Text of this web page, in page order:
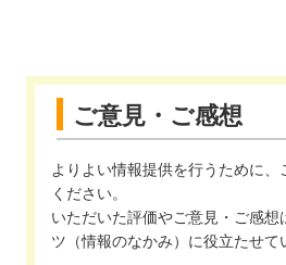
ご意見・ご感想
よりよい情報提供を行うために
ください。
いただいた評価やご意見・ご感想
ツ（情報のなかみ）に役立たせて